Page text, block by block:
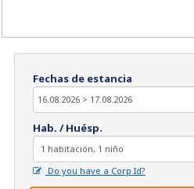
Fechas de estancia
Hab. / Huésp.
Do you have a Corp Id?